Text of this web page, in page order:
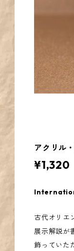
アクリル
¥1,320
古代オリエ
展示解説が
飾っていた